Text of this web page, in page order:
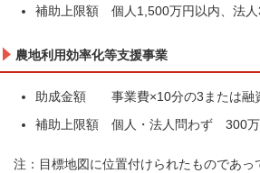
補助上限額 個人1,500万円以内、法人
農地利用効率化等支援事業
助成金額 事業費×10分の3または融
補助上限額 個人・法人問わず 300万
注：目標地図に位置付けられたものであっ